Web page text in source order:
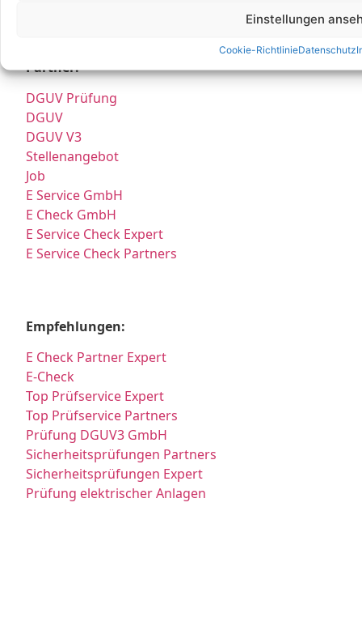
Einstellungen
Cookie-RichtlinieDatenschutz
Partner:
DGUV Prüfung
DGUV
DGUV V3
Stellenangebot
Job
E Service GmbH
E Check GmbH
E Service Check Expert
E Service Check Partners
Empfehlungen:
E Check Partner Expert
E-Check
Top Prüfservice Expert
Top Prüfservice Partners
Prüfung DGUV3 GmbH
Sicherheitsprüfungen Partners
Sicherheitsprüfungen Expert
Prüfung elektrischer Anlagen